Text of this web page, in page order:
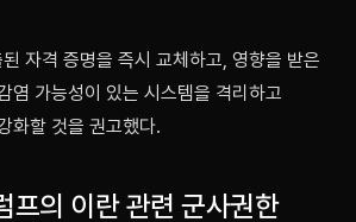
자격 증명을 즉시 교체하고, 영향을 받은
염 가능성이 있는 시스템을 격리하고
화할 것을 권고했다.
프의 이란 관련 군사권한